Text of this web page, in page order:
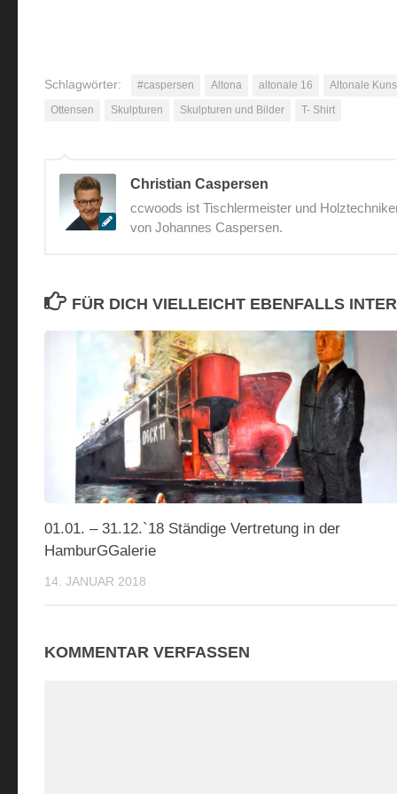
Schlagwörter: #caspersen Altona altonale 16 Altonale
Ottensen
Skulpturen Skulpturen und Bilder T- Shirt
Christian Caspersen
ccwoods ist Tischlermeister und
von Johannes Caspersen.
FÜR DICH VIELLEICHT EBENFALLS
01.01. – 31.12.`18 Ständige Vertretung in der
HamburGGalerie
14. JANUAR 2018
KOMMENTAR VERFASSEN